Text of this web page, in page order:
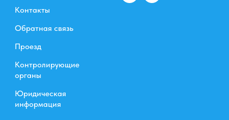
Контакты
Обратная связь
Проезд
Контролирующие
органы
Юридическая
информация